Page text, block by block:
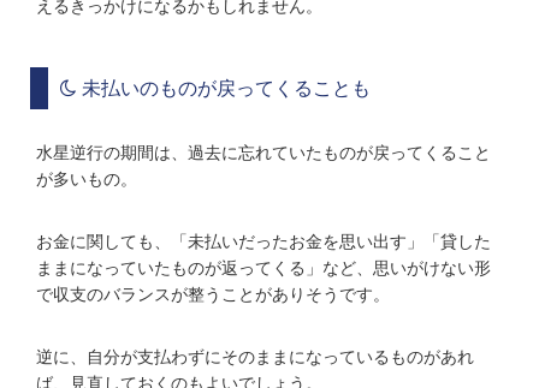
えるきっかけになるかもしれません。
未払いのものが戻ってくることも
水星逆行の期間は、過去に忘れていたものが戻ってくること
が多いもの。
お金に関しても、「未払いだったお金を思い出す」「貸した
ままになっていたものが返ってくる」など、思いがけない形
で収支のバランスが整うことがありそうです。
逆に、自分が支払わずにそのままになっているものがあれ
ば、見直しておくのもよいでしょう。